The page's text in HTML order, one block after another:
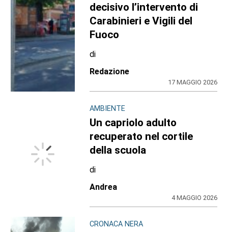
decisivo l’intervento di
Carabinieri e Vigili del
Fuoco
di
Redazione
17 MAGGIO 2026
AMBIENTE
Un capriolo adulto
recuperato nel cortile
della scuola
di
Andrea
4 MAGGIO 2026
CRONACA NERA